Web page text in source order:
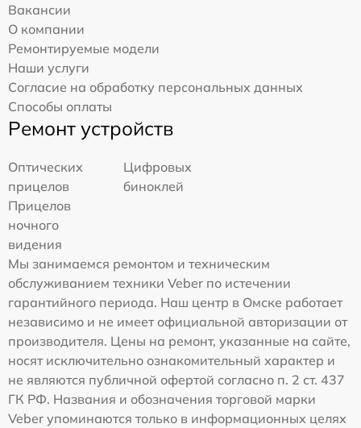
Вакансии
О компании
Ремонтируемые модели
Наши услуги
Согласие на обработку персональных данных
Способы оплаты
Ремонт устройств
Оптических
прицелов
Цифровых
биноклей
Прицелов
ночного
видения
Мы занимаемся ремонтом и техническим
обслуживанием техники Veber по истечении
гарантийного периода. Наш центр в Омске работает
независимо и не имеет официальной авторизации от
производителя. Цены на ремонт, указанные на сайте,
носят исключительно ознакомительный характер и
не являются публичной офертой согласно п. 2 ст. 437
ГК РФ. Названия и обозначения торговой марки
Veber упоминаются только в информационных целях